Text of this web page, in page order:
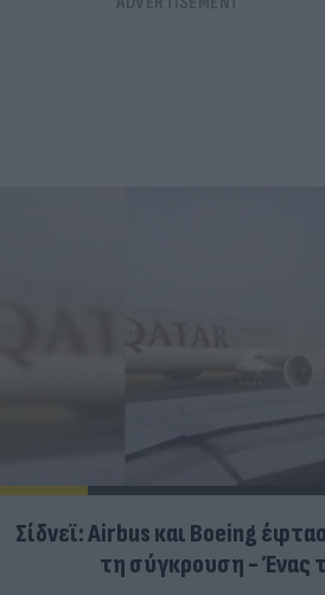
Σίδνεϊ: Airbus και Boeing
τη σύγκρουση - Ένας